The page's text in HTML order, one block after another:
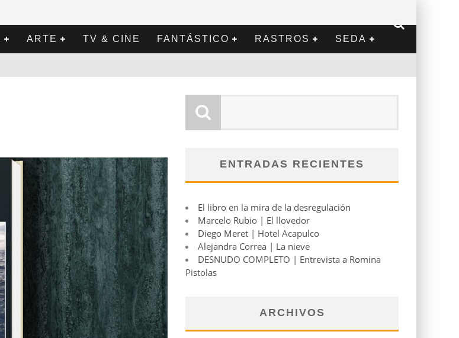
ARTE TV & CINE FANTÁSTICO RASTROS SEDA
ENTRADAS RECIENTES
El libro en la mira de la desregulación
Marcelo Rubio | El llovedor
Diego Meret | Hotel Acapulco
Alejandra Correa | La nieve
DESNUDO COMPLETO | Entrevista a Romina
Pistolas
ARCHIVOS